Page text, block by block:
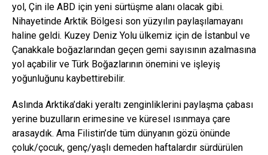
yol, Çin ile ABD için yeni sürtüşme alanı olacak gibi.
Nihayetinde Arktik Bölgesi son yüzyılın paylaşılamayanı
haline geldi. Kuzey Deniz Yolu ülkemiz için de İstanbul ve
Çanakkale boğazlarından geçen gemi sayısının azalmasına
yol açabilir ve Türk Boğazlarının önemini ve işleyiş
yoğunluğunu kaybettirebilir.
Aslında Arktika’daki yeraltı zenginliklerini paylaşma çabası
yerine buzulların erimesine ve küresel ısınmaya çare
arasaydık. Ama Filistin’de tüm dünyanın gözü önünde
çoluk/çocuk, genç/yaşlı demeden haftalardır sürdürülen